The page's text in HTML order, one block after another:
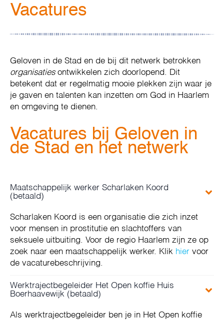
Vacatures
Geloven in de Stad en de bij dit netwerk betrokken
organisatiesontwikkelen zich doorlopend. Dit
betekent dat er regelmatig mooie plekken zijn waar je
je gaven en talenten kan inzetten om God in Haarlem
en omgeving te dienen.
Vacatures bij Geloven in
de Stad en het netwerk
Maatschappelijk werker Scharlaken Koord
(betaald)
Scharlaken Koord is een organisatie die zich inzet
voor mensen in prostitutie en slachtoffers van
seksuele uitbuiting. Voor de regio Haarlem zijn ze op
zoek naar een maatschappelijk werker. Klik hier voor
de vacaturebeschrijving.
Werktrajectbegeleider Het Open koffie Huis
Boerhaavewijk (betaald)
Als werktrajectbegeleider ben je in Het Open koffie